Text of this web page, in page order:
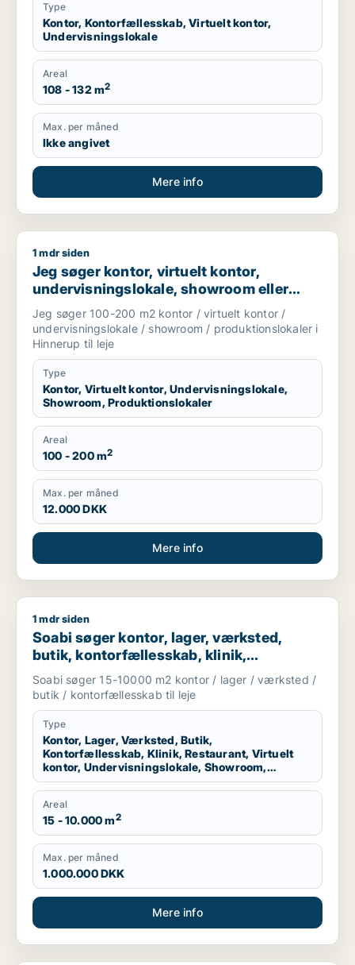
Type
Kontor, Kontorfællesskab, Virtuelt kontor,
Undervisningslokale
Areal
108 - 132 m2
Max. per måned
Ikke angivet
Mere info
Jeg søger kontor, virtuelt kontor, undervisningslokale,
1 mdr siden
Jeg søger kontor, virtuelt kontor,
undervisningslokale, showroom eller
produktionslokaler til leje i Hinnerup
Jeg søger 100-200 m2 kontor / virtuelt kontor /
undervisningslokale / showroom / produktionslokaler i
Hinnerup til leje
Type
Kontor, Virtuelt kontor, Undervisningslokale,
Showroom, Produktionslokaler
Areal
100 - 200 m2
Max. per måned
12.000 DKK
Mere info
Soabi søger kontor, lager, værksted, butik,
1 mdr siden
Soabi søger kontor, lager, værksted,
butik, kontorfællesskab, klinik,
restaurant, virtuelt kontor,
undervisningslokale, showroom,
erhvervsgrund, produktionslokaler eller
garage til leje i Vejle Øst, Juelsminde eller
Stouby m.fl.
Soabi søger 15-10000 m2 kontor / lager / værksted /
butik / kontorfællesskab til leje
Type
Kontor, Lager, Værksted, Butik,
Kontorfællesskab, Klinik, Restaurant, Virtuelt
kontor, Undervisningslokale, Showroom,
Erhvervsgrund, Produktionslokaler, Garage
Areal
15 - 10.000 m2
Max. per måned
1.000.000 DKK
Mere info